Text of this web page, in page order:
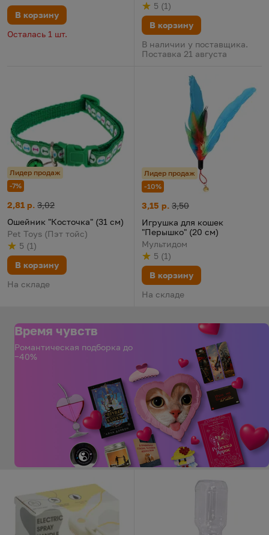
В корзину
Осталась 1 шт.
Рейтинг
5
из 5 (
по результату
1
голосов)
В корзину
В наличии у поставщика.
Поставка 21 августа
Лидер продаж
-7%
Ошейник "Косточка" (31 см)
Цена:
2,81 р.
Старая цена:
3,02
Ошейник "Косточка" (31 см)
Pet Toys (Пэт тойс)
Рейтинг
5
из 5 (
по результату
1
голосов)
В корзину
На складе
Лидер продаж
-10%
Игрушка для кошек
Цена:
3,15 р.
Старая цена:
3,50
Игрушка для кошек
"Перышко" (20 см)
Мультидом
Рейтинг
5
из 5 (
по результату
1
голосов)
В корзину
На складе
Время чувств
Романтическая подборка до
−40%